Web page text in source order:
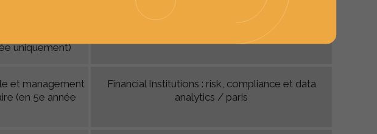
uniquement)
Digital marketing et e-commerce / lille
et management
(en 5e année
Financial Institutions : risk, compliance et data
analytics / paris